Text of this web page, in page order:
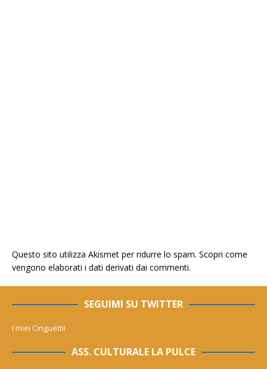
Questo sito utilizza Akismet per ridurre lo spam. Scopri come
vengono elaborati i dati derivati dai commenti.
SEGUIMI SU TWITTER
I miei Cinguettii
ASS. CULTURALE LA PULCE